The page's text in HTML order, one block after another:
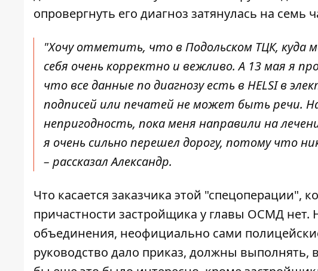
опровергнуть его диагноз затянулась на семь
"Хочу отметить, что в Подольском ТЦК, куда
себя очень корректно и вежливо. А 13 мая я
что все данные по диагнозу есть в HELSI в
подписей или печатей не может быть речи.
непригодность, пока меня направили на
я очень сильно перешел дорогу, потому что
– рассказал Александр.
Что касается заказчика этой "спецоперации",
причастности застройщика у главы ОСМД нет.
объединения, неофициально сами
руководство дало приказ, должны выполнять,